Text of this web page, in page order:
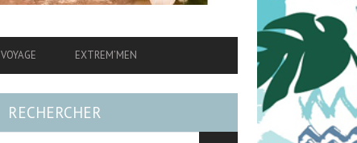
VOYAGE EXTREM’MEN
RECHERCHER